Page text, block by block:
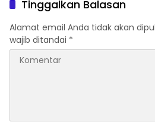
Tinggalkan Balasan
Alamat email Anda tidak akan
wajib ditandai *